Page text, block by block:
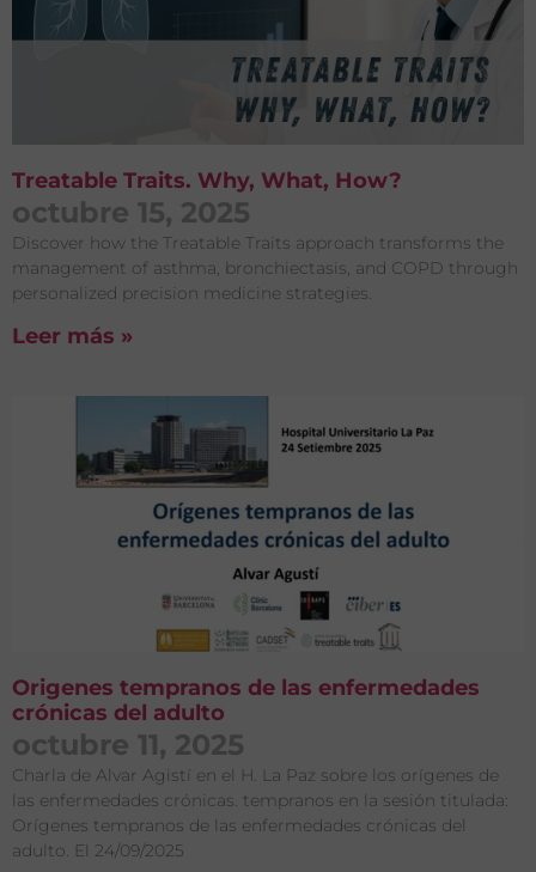
Treatable Traits. Why, What, How?
octubre 15, 2025
Discover how the Treatable Traits approach transforms the
management of asthma, bronchiectasis, and COPD through
personalized precision medicine strategies.
Leer más »
Origenes tempranos de las enfermedades
crónicas del adulto
octubre 11, 2025
Charla de Alvar Agistí en el H. La Paz sobre los orígenes de
las enfermedades crónicas. tempranos en la sesión titulada:
Orígenes tempranos de las enfermedades crónicas del
adulto. El 24/09/2025